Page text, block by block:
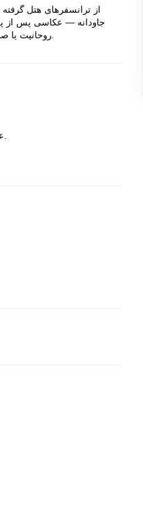
روحانیت یا صرفاً یک شب فراموش‌نشدنی در کاپادوسیا هستند، کاملاً مناسب است.
عکاسی در طول مراسم به شدت ممنوع است اما در پایان مجاز است.